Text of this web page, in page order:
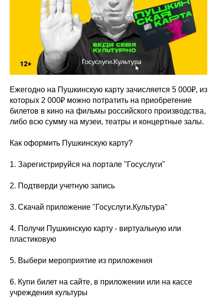
Ежегодно на Пушкинскую карту зачисляется 5 000₽, из
которых 2 000₽ можно потратить на приобретение
билетов в кино на фильмы российского производства,
либо всю сумму на музеи, театры и концертные залы.
Как оформить Пушкинскую карту?
1. Зарегистрируйся на портале "Госуслуги"
2. Подтверди учетную запись
3. Скачай приложение "Госуслуги.Культура"
4. Получи Пушкинскую карту - виртуальную или
пластиковую
5. Выбери мероприятие из приложения
6. Купи билет на сайте, в приложении или на кассе
учреждения культуры